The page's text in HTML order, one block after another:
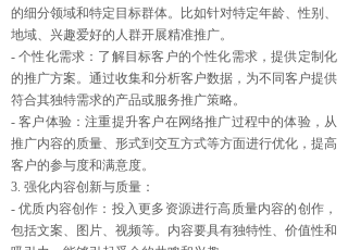
的细分领域和特定目标群体。比如针对特定年龄、性别、
地域、兴趣爱好的人群开展精准推广。
- 个性化需求：了解目标客户的个性化需求，提供定制化
的推广方案。通过收集和分析客户数据，为不同客户提供
符合其独特需求的产品或服务推广策略。
- 客户体验：注重提升客户在网络推广过程中的体验，从
推广内容的质量、形式到交互方式等方面进行优化，提高
客户的参与度和满意度。
3. 强化内容创新与质量：
- 优质内容创作：投入更多资源进行高质量内容的创作，
包括文案、图片、视频等。内容要具有独特性、价值性和